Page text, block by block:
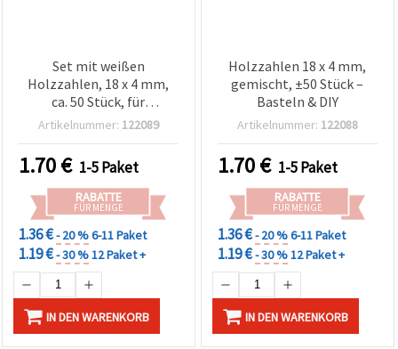
Set mit weißen
Holzzahlen, 18 x 4 mm,
ca. 50 Stück, für
Dekoration,
& DIY-Projekte
Artikelnummer: 122089
1.70€ 1-5 Paket
RABATTE
FÜR MENGE
1.36 €- 20 %6-11 Paket
1.19 €- 30 %12 Paket +
IN DEN WARENKORB
Holzzahlen 18 x 4 mm,
gemischt, ±50 Stück –
Basteln & DIY
Artikelnummer: 122088
1.70€ 1-5 Paket
RABATTE
FÜR MENGE
1.36 €- 20 %6-11 Paket
1.19 €- 30 %12 Paket +
IN DEN WARENKORB